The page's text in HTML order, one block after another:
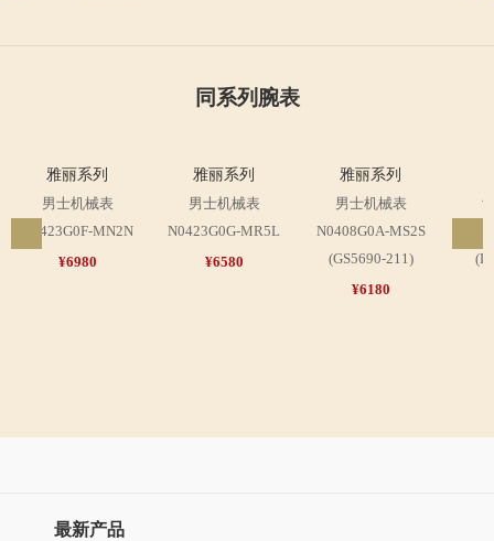
同系列腕表
雅丽系列
男士机械表
N0423G0F-MN2N
¥6980
雅丽系列
男士机械表
N0423G0G-MR5L
¥6580
雅丽系列
男士机械表
N0408G0A-MS2S
(GS5690-211)
¥6180
最新产品